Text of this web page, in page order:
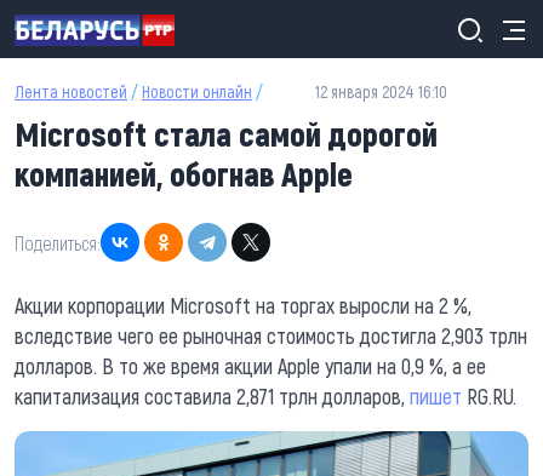
Перейти к основному содержанию
Лента новостей / Новости онлайн / 12 января 2024 16:10
Microsoft стала самой дорогой
компанией, обогнав Apple
Поделиться:
Акции корпорации Microsoft на торгах выросли на 2 %,
вследствие чего ее рыночная стоимость достигла 2,903 трлн
долларов. В то же время акции Apple упали на 0,9 %, а ее
капитализация составила 2,871 трлн долларов,пишет RG.RU.